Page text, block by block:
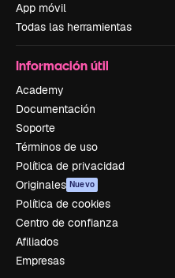
App móvil
Todas las herramientas
Información útil
Academy
Documentación
Soporte
Términos de uso
Política de privacidad
Originales Nuevo
Política de cookies
Centro de confianza
Afiliados
Empresas